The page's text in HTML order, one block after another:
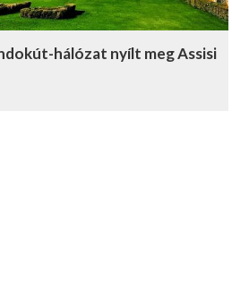
hálózat nyílt meg Assisi